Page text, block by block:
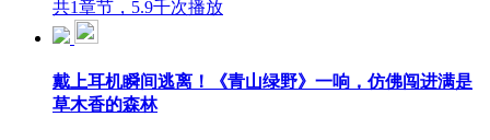
共1章节，5.9千次播放
戴上耳机瞬间逃离！《青山绿野》一响，仿佛闯进满是
草木香的森林